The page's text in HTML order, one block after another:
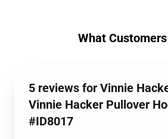
What
5 reviews for Vinnie
Vinnie Hacker Pullover
#ID8017